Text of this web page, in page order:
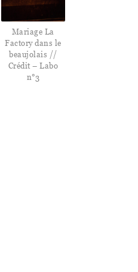
Mariage La
Factory dans le
beaujolais //
Crédit – Labo
n°3